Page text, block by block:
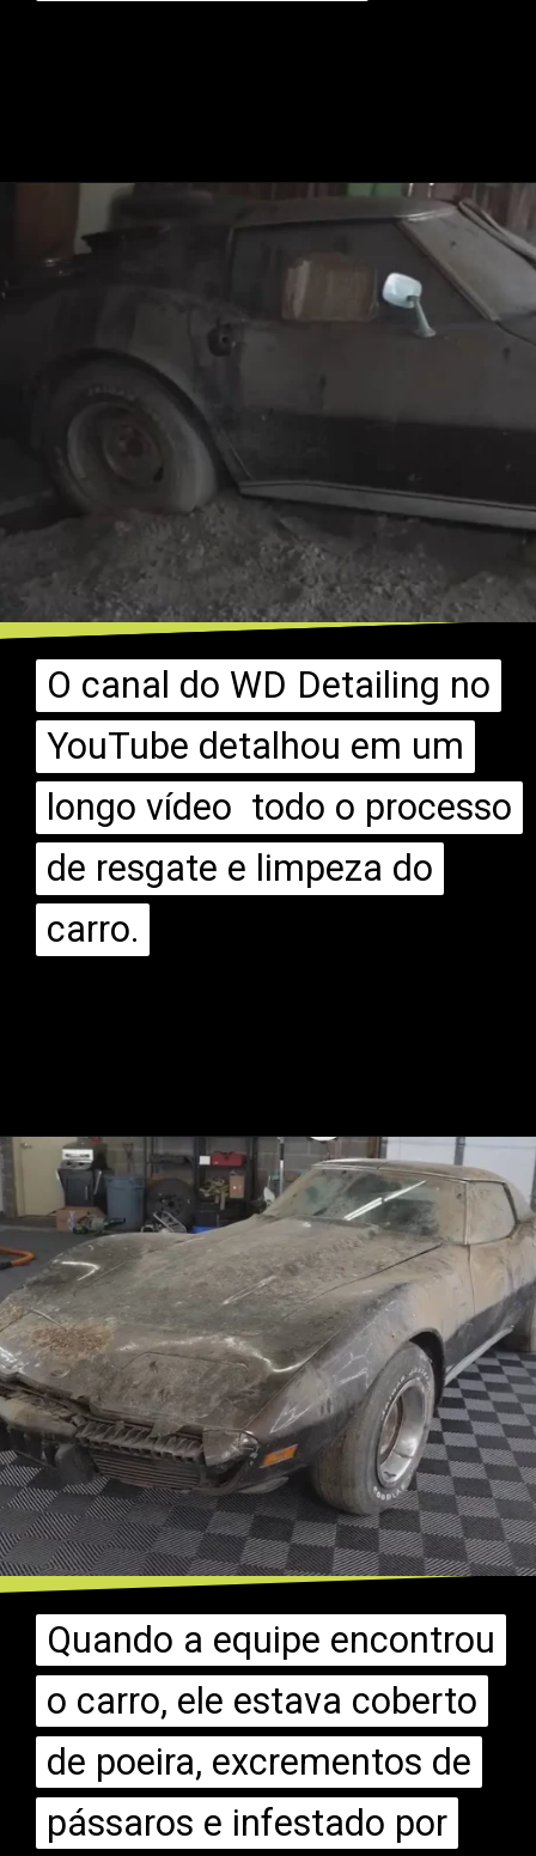
O canal do WD Detailing no
YouTube detalhou em um
longo vídeo todo o processo
de resgate e limpeza do
carro.
O canal do WD Detailing no
YouTube detalhou em um
longo vídeo todo o processo
de resgate e limpeza do
carro.
Opening
Quando a equipe encontrou
o carro, ele estava coberto
de poeira, excrementos de
pássaros e infestado por
Quando a equipe encontrou
o carro, ele estava coberto
de poeira, excrementos de
pássaros e infestado por